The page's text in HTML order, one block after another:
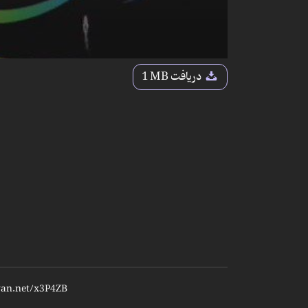
دریافت1 MB